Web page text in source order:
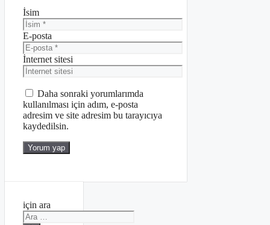
İsim
E-posta
İnternet sitesi
Daha sonraki yorumlarımda
kullanılması için adım, e-posta
adresim ve site adresim bu tarayıcıya
kaydedilsin.
için ara